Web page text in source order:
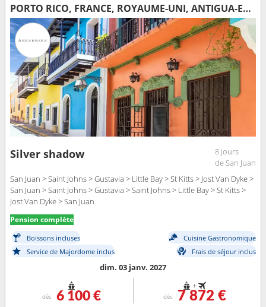
PORTO RICO, FRANCE, ROYAUME-UNI, ANTIGUA-ET-BARBUDA, JOST VAN DYKE
Silver shadow
8 jours
de San Juan
San Juan > Saint Johns > Gustavia > Little Bay > St Kitts > Jost Van Dyke >
San Juan > Saint Johns > Gustavia > Saint Johns > Little Bay > St Kitts >
Jost Van Dyke > San Juan
Pension complète
Boissons incluses
Cuisine Gastronomique
Service de Majordome inclus
Frais de séjour inclus
dim. 03 janv. 2027
dès 6 100 €
+
dès 7 872 €